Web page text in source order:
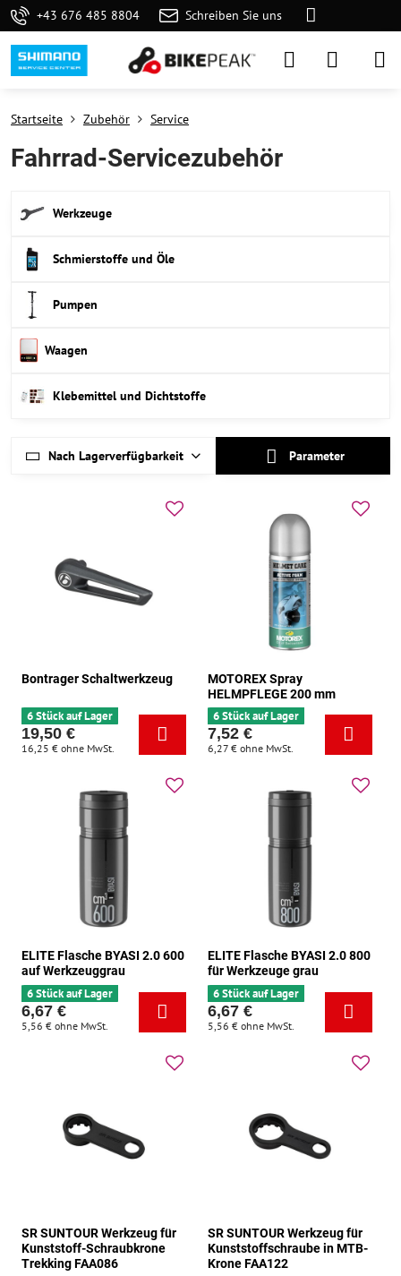
+43 676 485 8804 Schreiben Sie uns
Startseite Zubehör Service
Fahrrad-Servicezubehör
Werkzeuge
Schmierstoffe und Öle
Pumpen
Waagen
Klebemittel und Dichtstoffe
Nach Lagerverfügbarkeit Parameter
Bontrager Schaltwerkzeug
6 Stück auf Lager
19,50 €
16,25 € ohne MwSt.
MOTOREX Spray
HELMPFLEGE 200 mm
6 Stück auf Lager
7,52 €
6,27 € ohne MwSt.
ELITE Flasche BYASI 2.0 600
auf Werkzeuggrau
6 Stück auf Lager
6,67 €
5,56 € ohne MwSt.
ELITE Flasche BYASI 2.0 800
für Werkzeuge grau
6 Stück auf Lager
6,67 €
5,56 € ohne MwSt.
SR SUNTOUR Werkzeug für
Kunststoff-Schraubkrone
Trekking FAA086
SR SUNTOUR Werkzeug für
Kunststoffschraube in MTB-
Krone FAA122